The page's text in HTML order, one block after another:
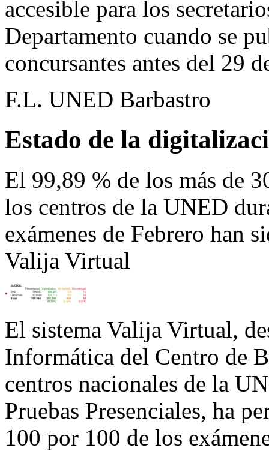
accesible para los
Departamento cuando se
concursantes antes del 29
F.L. UNED Barbastro
Estado de la
El 99,89 % de los más de
los centros de la UNED
exámenes de Febrero han
Valija Virtual
El sistema Valija Virtual,
Informática del Centro de
centros nacionales de la
Pruebas Presenciales, ha
100 por 100 de los